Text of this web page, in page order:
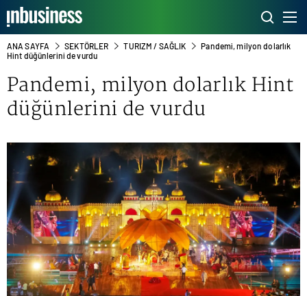
ANA SAYFA SEKTÖRLER TURIZM / SAĞLIK
Pandemi, milyon dolarlık
Hint düğünlerini de vurdu
Pandemi, milyon dolarlık Hint
düğünlerini de vurdu